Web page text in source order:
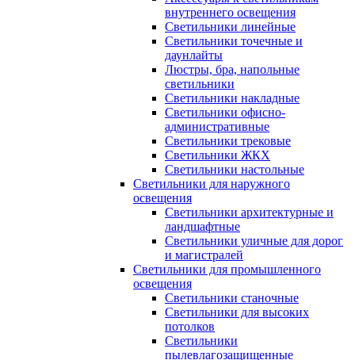
внутреннего освещения
Светильники линейные
Светильники точечные и
даунлайты
Люстры, бра, напольные
светильники
Светильники накладные
Светильники офисно-
административные
Светильники трековые
Светильники ЖКХ
Светильники настольные
Светильники для наружного
освещения
Светильники архитектурные и
ландшафтные
Светильники уличные для дорог
и магистралей
Светильники для промышленного
освещения
Светильники станочные
Светильники для высоких
потолков
Светильники
пылевлагозащищенные